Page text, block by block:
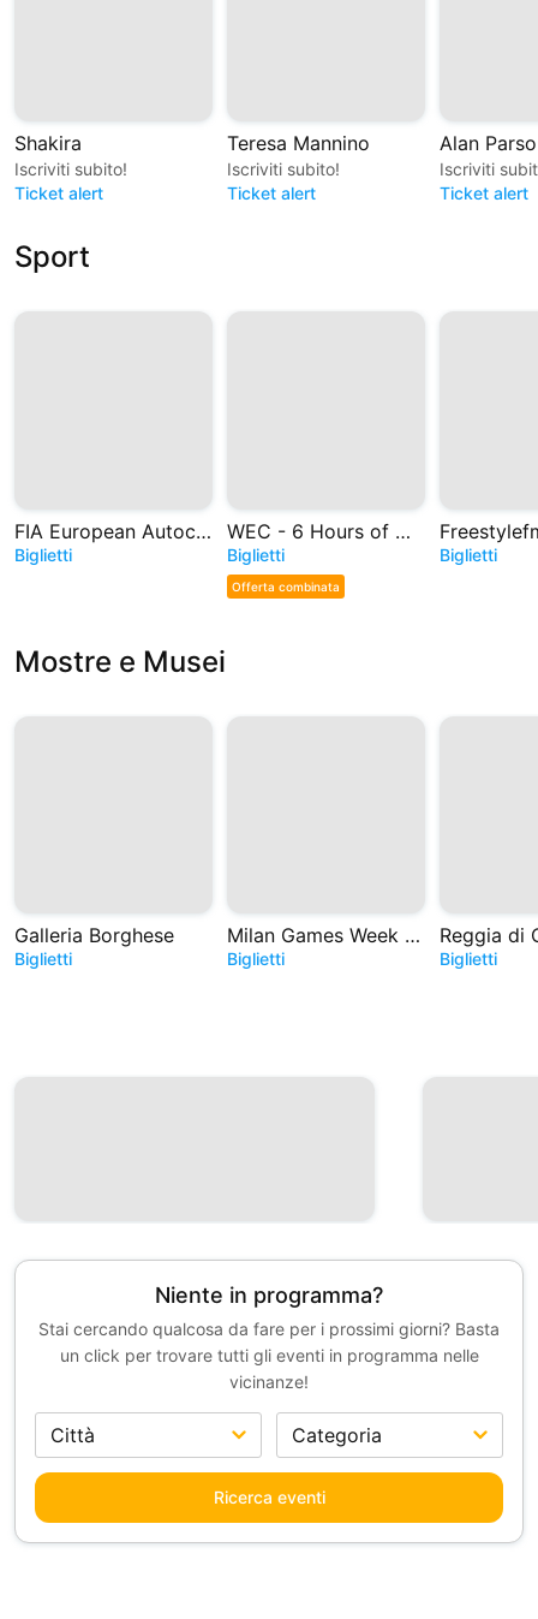
Shakira
Iscriviti subito!
Ticket alert
Teresa Mannino
Iscriviti subito!
Ticket alert
Alan
Iscriviti
Ticket alert
Sport
FIA European Autocross and Cross Car Championships
Biglietti
WEC - 6 Hours of Monza 2026
Biglietti
Offerta combinata
Biglietti
Mostre e Musei
Galleria Borghese
Biglietti
Milan Games Week e Cartoomics 2026
Biglietti
Reggia di
Biglietti
Niente in programma?
Stai cercando qualcosa da fare per i prossimi giorni? Basta
un click per trovare tutti gli eventi in programma nelle
vicinanze!
Ricerca eventi